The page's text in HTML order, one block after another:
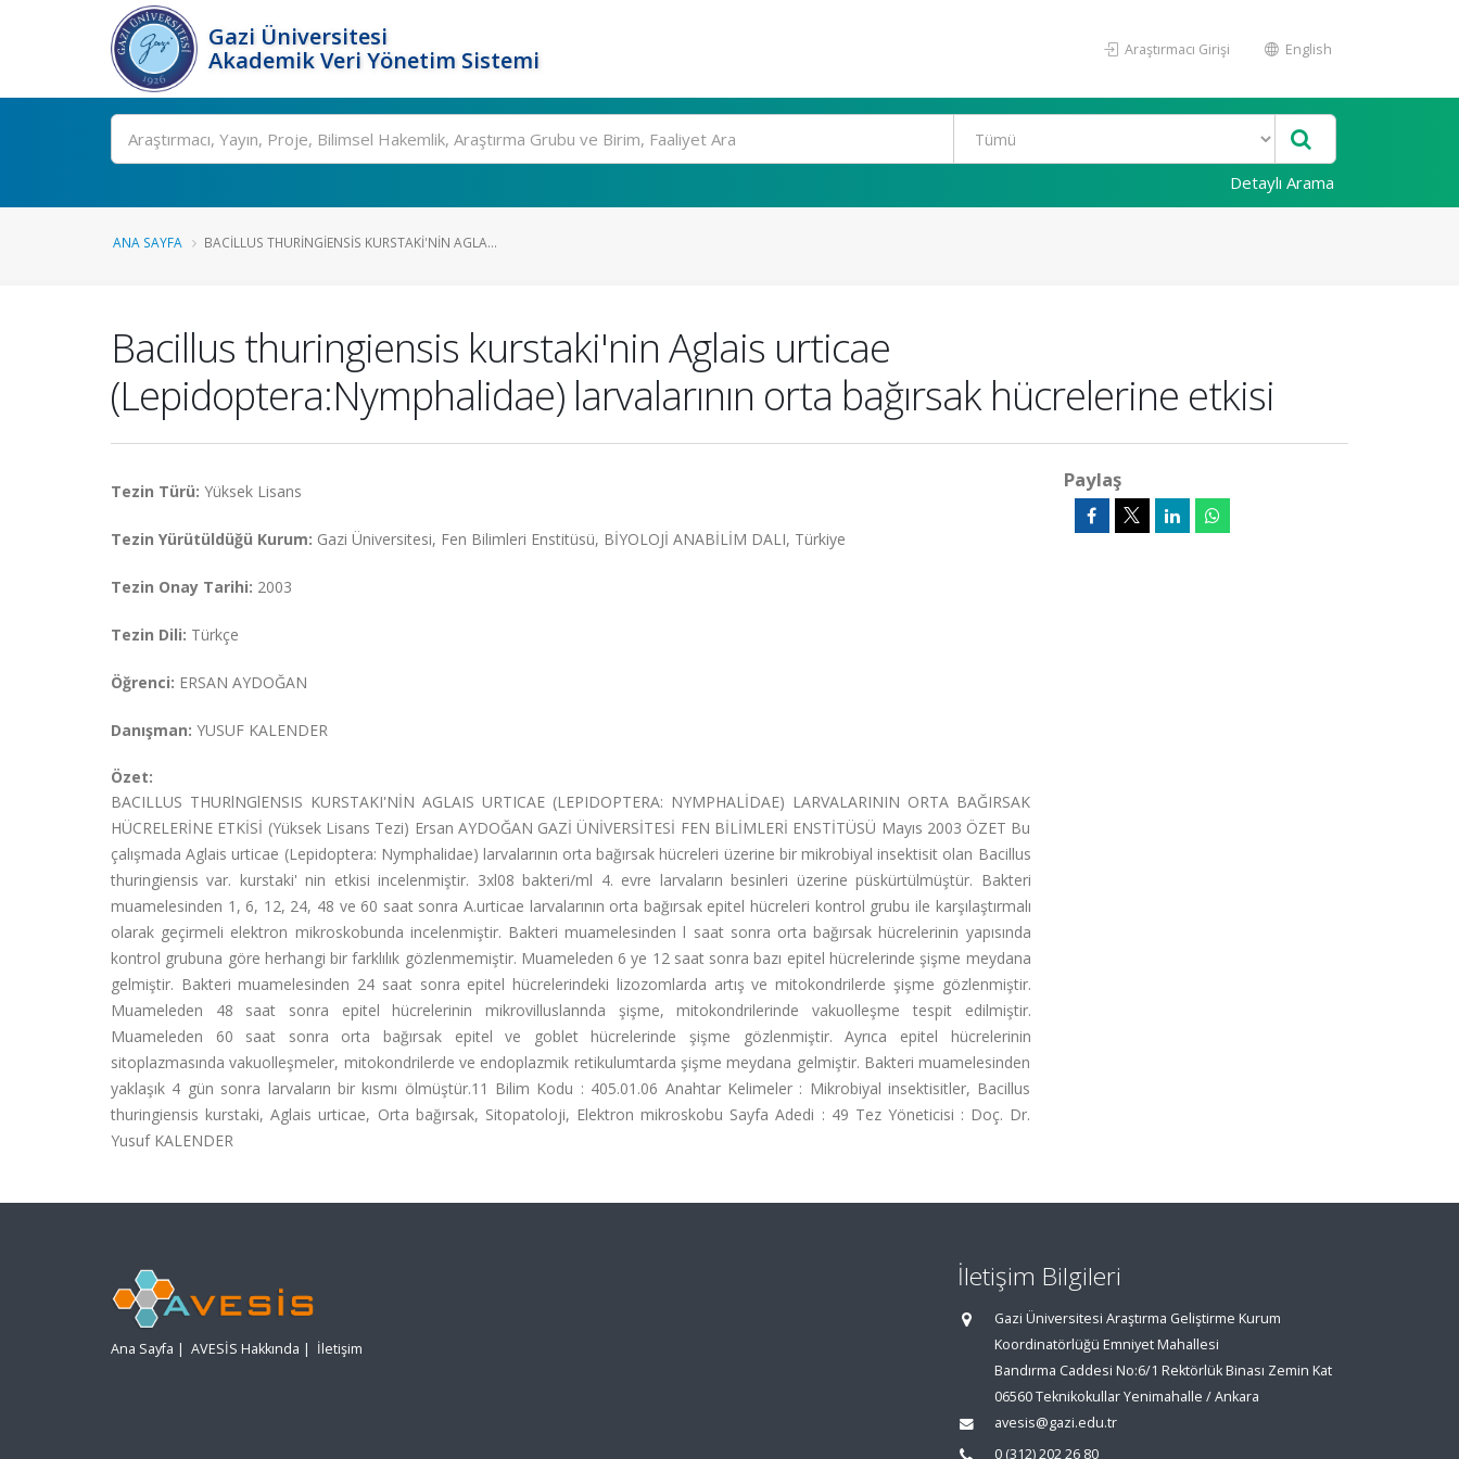
Gazi Üniversitesi
Akademik Veri Yönetim Sistemi
Araştırmacı Girişi English
Ara
Detaylı Arama
ANA SAYFA BACILLUS THURINGIENSIS KURSTAKI'NIN AGLA...
Bacillus thuringiensis kurstaki'nin Aglais urticae
(Lepidoptera:Nymphalidae) larvalarının orta bağırsak hücrelerine etkisi
Tezin Türü: Yüksek Lisans
Tezin Yürütüldüğü Kurum: Gazi Üniversitesi, Fen Bilimleri Enstitüsü, BİYOLOJİ ANABİLİM DALI, Türkiye
Tezin Onay Tarihi: 2003
Tezin Dili: Türkçe
Öğrenci: ERSAN AYDOĞAN
Danışman: YUSUF KALENDER
Özet:
BACILLUS THURlNGlENSIS KURSTAKI'NİN AGLAIS URTICAE (LEPIDOPTERA: NYMPHALİDAE) LARVALARININ ORTA BAĞIRSAK
HÜCRELERİNE ETKİSİ (Yüksek Lisans Tezi) Ersan AYDOĞAN GAZİ ÜNİVERSİTESİ FEN BİLİMLERİ ENSTİTÜSÜ Mayıs 2003 ÖZET Bu
çalışmada Aglais urticae (Lepidoptera: Nymphalidae) larvalarının orta bağırsak hücreleri üzerine bir mikrobiyal insektisit olan Bacillus
thuringiensis var. kurstaki' nin etkisi incelenmiştir. 3xl08 bakteri/ml 4. evre larvaların besinleri üzerine püskürtülmüştür. Bakteri
muamelesinden 1, 6, 12, 24, 48 ve 60 saat sonra A.urticae larvalarının orta bağırsak epitel hücreleri kontrol grubu ile karşılaştırmalı
olarak geçirmeli elektron mikroskobunda incelenmiştir. Bakteri muamelesinden l saat sonra orta bağırsak hücrelerinin yapısında
kontrol grubuna göre herhangi bir farklılık gözlenmemiştir. Muameleden 6 ye 12 saat sonra bazı epitel hücrelerinde şişme meydana
gelmiştir. Bakteri muamelesinden 24 saat sonra epitel hücrelerindeki lizozomlarda artış ve mitokondrilerde şişme gözlenmiştir.
Muameleden 48 saat sonra epitel hücrelerinin mikrovilluslannda şişme, mitokondrilerinde vakuolleşme tespit edilmiştir.
Muameleden 60 saat sonra orta bağırsak epitel ve goblet hücrelerinde şişme gözlenmiştir. Ayrıca epitel hücrelerinin
sitoplazmasında vakuolleşmeler, mitokondrilerde ve endoplazmik retikulumtarda şişme meydana gelmiştir. Bakteri muamelesinden
yaklaşık 4 gün sonra larvaların bir kısmı ölmüştür.11 Bilim Kodu : 405.01.06 Anahtar Kelimeler : Mikrobiyal insektisitler, Bacillus
thuringiensis kurstaki, Aglais urticae, Orta bağırsak, Sitopatoloji, Elektron mikroskobu Sayfa Adedi : 49 Tez Yöneticisi : Doç. Dr.
Yusuf KALENDER
Paylaş
Ana Sayfa | AVESİS Hakkında | İletişim
İletişim Bilgileri
Gazi Üniversitesi Araştırma Geliştirme Kurum
Koordinatörlüğü Emniyet Mahallesi
Bandırma Caddesi No:6/1 Rektörlük Binası Zemin Kat
06560 Teknikokullar Yenimahalle / Ankara
avesis@gazi.edu.tr
0 (312) 202 26 80